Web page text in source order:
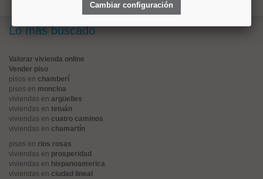
Lo más buscado
Valorar vivienda online
Vender piso
pisos en chamberí
pisos en moncloa
viviendas en argüelles
viviendas en tetuán
viviendas en cuatro caminos
viviendas en chamartín
pisos en rios rosas
viviendas en prosperidad
viviendas en hispanoamerica
viviendas en ciudad lineal
Cambiar configuración